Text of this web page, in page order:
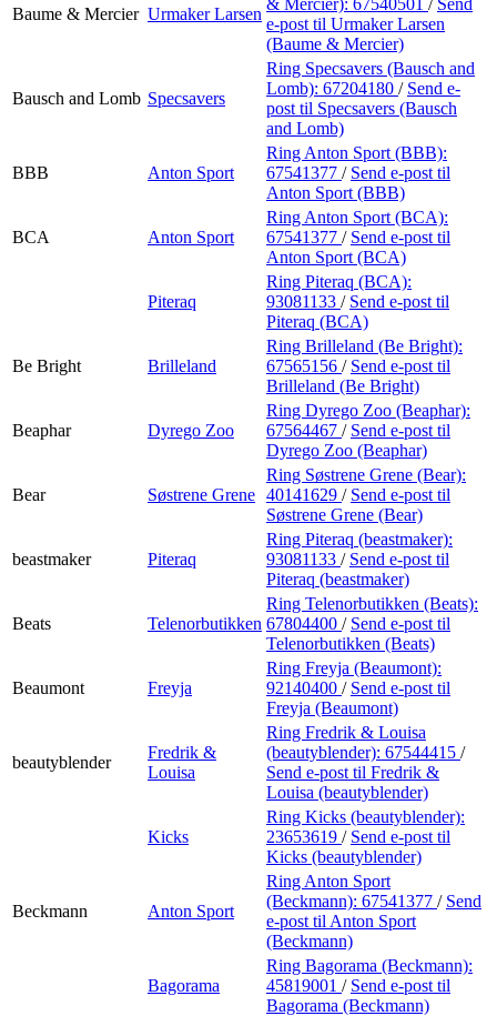
Baume & Mercier Urmaker Larsen
e-post til Urmaker Larsen
(Baume & Mercier)
Bausch and Lomb Specsavers
Ring Specsavers (Bausch and
Lomb): 67204180 / Send e-
post til Specsavers (Bausch
and Lomb)
BBB Anton Sport
Ring Anton Sport (BBB):
67541377 / Send e-post til
Anton Sport (BBB)
BCA Anton Sport
Ring Anton Sport (BCA):
67541377 / Send e-post til
Anton Sport (BCA)
Piteraq
Ring Piteraq (BCA):
93081133 / Send e-post til
Piteraq (BCA)
Be Bright Brilleland
Ring Brilleland (Be Bright):
67565156 / Send e-post til
Brilleland (Be Bright)
Beaphar Dyrego Zoo
Ring Dyrego Zoo (Beaphar):
67564467 / Send e-post til
Dyrego Zoo (Beaphar)
Bear Søstrene Grene
Ring Søstrene Grene (Bear):
40141629 / Send e-post til
Søstrene Grene (Bear)
beastmaker Piteraq
Ring Piteraq (beastmaker):
93081133 / Send e-post til
Piteraq (beastmaker)
Beats Telenorbutikken
Ring Telenorbutikken (Beats):
67804400 / Send e-post til
Telenorbutikken (Beats)
Beaumont Freyja
Ring Freyja (Beaumont):
92140400 / Send e-post til
Freyja (Beaumont)
beautyblender
Fredrik &
Louisa
Ring Fredrik & Louisa
(beautyblender): 67544415 /
Send e-post til Fredrik &
Louisa (beautyblender)
Kicks
Ring Kicks (beautyblender):
23653619 / Send e-post til
Kicks (beautyblender)
Beckmann Anton Sport
Ring Anton Sport
(Beckmann): 67541377 / Send
e-post til Anton Sport
(Beckmann)
Bagorama
Ring Bagorama (Beckmann):
45819001 / Send e-post til
Bagorama (Beckmann)